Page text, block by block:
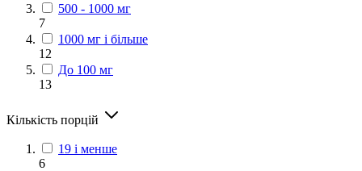
500 - 1000 мг
7
1000 мг і більше
12
До 100 мг
13
Кількість порцій
19 і менше
6